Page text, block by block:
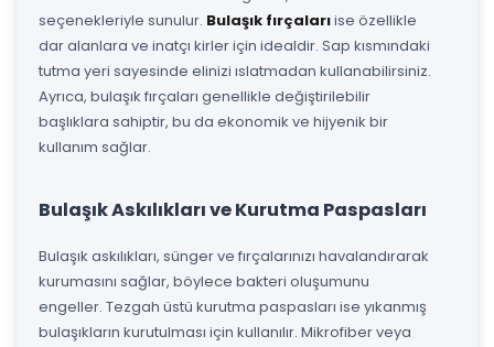
seçenekleriyle sunulur. Bulaşık fırçalarıise özellikle
dar alanlara ve inatçı kirler için idealdir. Sap kısmındaki
tutma yeri sayesinde elinizi ıslatmadan kullanabilirsiniz.
Ayrıca, bulaşık fırçaları genellikle değiştirilebilir
başlıklara sahiptir, bu da ekonomik ve hijyenik bir
kullanım sağlar.
Bulaşık Askılıkları ve Kurutma Paspasları
Bulaşık askılıkları, sünger ve fırçalarınızı havalandırarak
kurumasını sağlar, böylece bakteri oluşumunu
engeller. Tezgah üstü kurutma paspasları ise yıkanmış
bulaşıkların kurutulması için kullanılır. Mikrofiber veya